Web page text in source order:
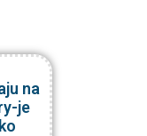
na
je